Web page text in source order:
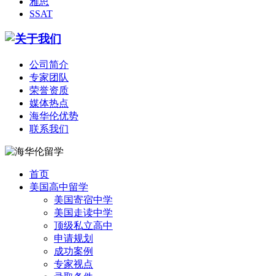
SSAT
公司简介
专家团队
荣誉资质
媒体热点
海华伦优势
联系我们
首页
美国高中留学
美国寄宿中学
美国走读中学
顶级私立高中
申请规划
成功案例
专家视点